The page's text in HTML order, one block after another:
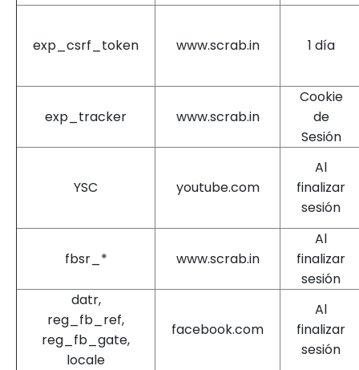
exp_csrf_token www.scrab.in 1 día
exp_tracker www.scrab.in
Cookie
de
Sesión
YSC youtube.com
Al
finalizar
sesión
fbsr_* www.scrab.in
Al
finalizar
sesión
datr,
reg_fb_ref,
reg_fb_gate,
locale
facebook.com
Al
finalizar
sesión